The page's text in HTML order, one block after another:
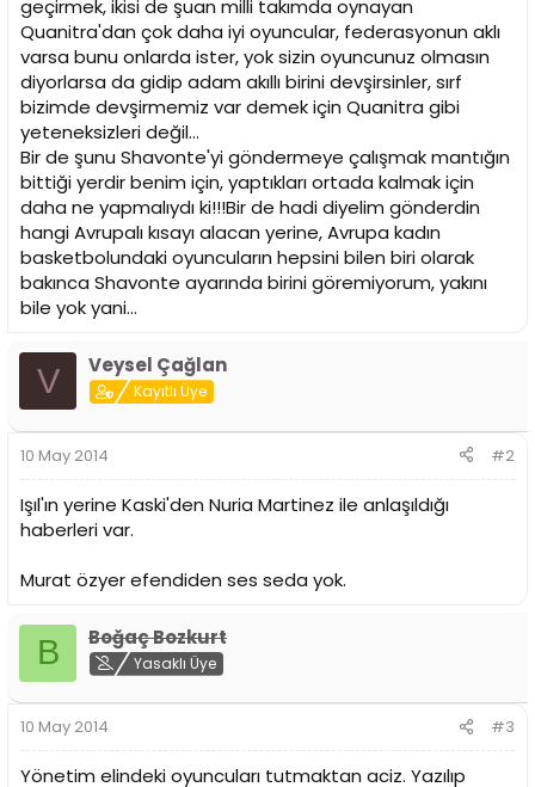
geçirmek, ikisi de şuan milli takımda oynayan
Quanitra'dan çok daha iyi oyuncular, federasyonun aklı
varsa bunu onlarda ister, yok sizin oyuncunuz olmasın
diyorlarsa da gidip adam akıllı birini devşirsinler, sırf
bizimde devşirmemiz var demek için Quanitra gibi
yeteneksizleri değil...
Bir de şunu Shavonte'yi göndermeye çalışmak mantığın
bittiği yerdir benim için, yaptıkları ortada kalmak için
daha ne yapmalıydı ki!!!Bir de hadi diyelim gönderdin
hangi Avrupalı kısayı alacan yerine, Avrupa kadın
basketbolundaki oyuncuların hepsini bilen biri olarak
bakınca Shavonte ayarında birini göremiyorum, yakını
bile yok yani...
V Veysel Çağlan
Kayıtlı Üye
10 May 2014 #2
Işıl'ın yerine Kaski'den Nuria Martinez ile anlaşıldığı
haberleri var.
Murat özyer efendiden ses seda yok.
B Boğaç Bozkurt
Yasaklı Üye
10 May 2014 #3
Yönetim elindeki oyuncuları tutmaktan aciz. Yazılıp